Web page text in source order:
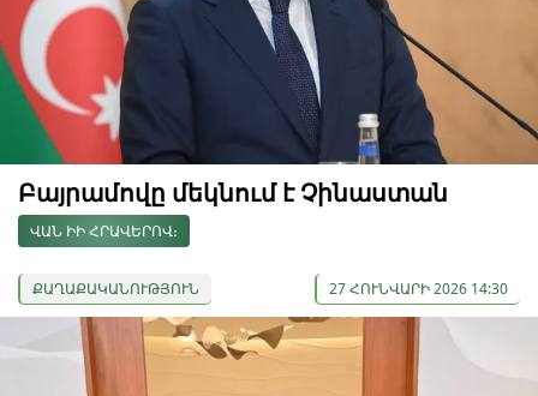
Բայրամովը մեկնում է Չինաստան
ՎԱՆ ԻԻ ՀՐԱՎԵՐՈՎ։
ՔԱՂԱՔԱԿԱՆՈՒԹՅՈՒՆ 27 ՀՈՒՆՎԱՐԻ 2026 14:30